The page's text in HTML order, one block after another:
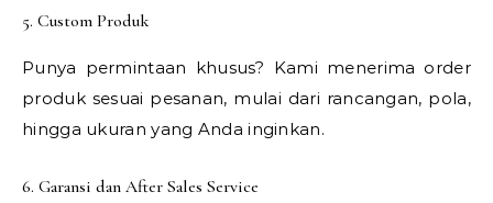
5. Custom Produk
Punya permintaan khusus? Kami menerima order
produk sesuai pesanan, mulai dari rancangan, pola,
hingga ukuran yang Anda inginkan.
6. Garansi dan After Sales Service